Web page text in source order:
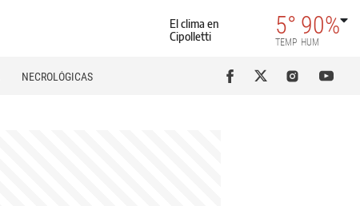
El clima en
Cipolletti
5°
TEMP
90%
HUM
NECROLÓGICAS